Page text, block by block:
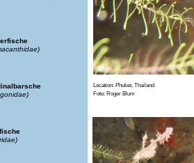
Location: Phuket, Thailand
Foto: Roger Blum